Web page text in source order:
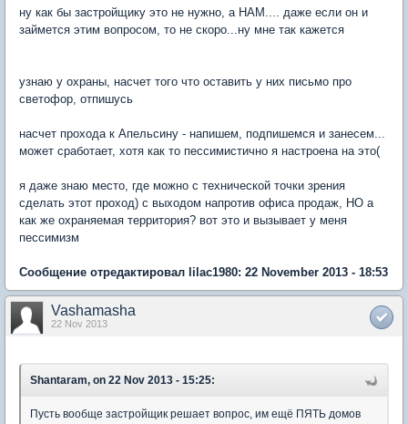
ну как бы застройщику это не нужно, а НАМ.... даже если он и
займется этим вопросом, то не скоро...ну мне так кажется
узнаю у охраны, насчет того что оставить у них письмо про
светофор, отпишусь
насчет прохода к Апельсину - напишем, подпишемся и занесем...
может сработает, хотя как то пессимистично я настроена на это(
я даже знаю место, где можно с технической точки зрения
сделать этот проход) с выходом напротив офиса продаж, НО а
как же охраняемая территория? вот это и вызывает у меня
пессимизм
Сообщение отредактировал lilac1980: 22 November 2013 - 18:53
Vashamasha
22 Nov 2013
Shantaram, on 22 Nov 2013 - 15:25:
Пусть вообще застройщик решает вопрос, им ещё ПЯТЬ домов